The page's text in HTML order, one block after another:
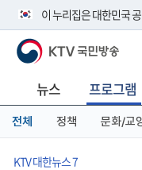
이 누리집은 대한민국
공식 누리집 주소 확인하
니다.
이밖에 or.kr 또는 .kr등
서 도메인 주소를 확인해
KTV 국민방송
뉴스 프로그램
전체 정책 문화/교
KTV 대한뉴스 7